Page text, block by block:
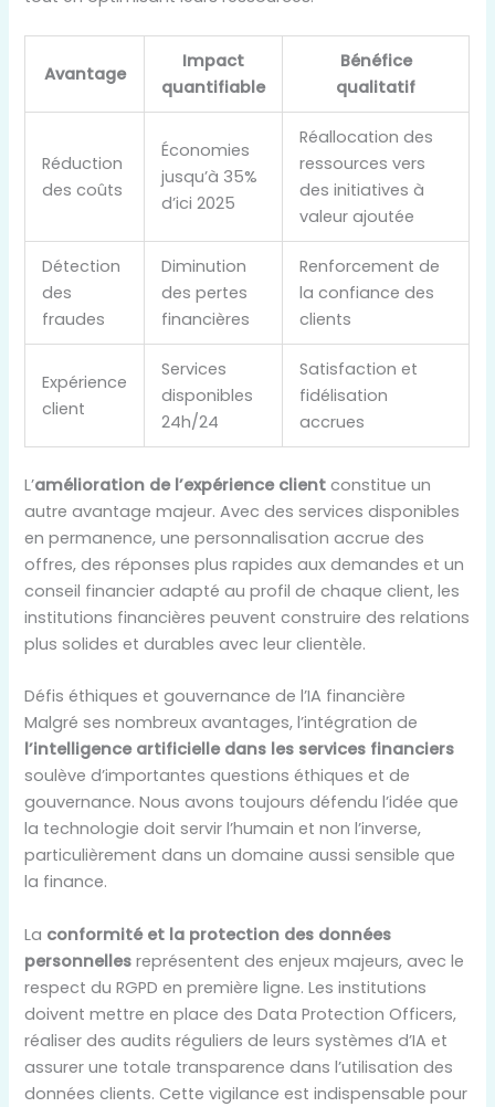
Avantage
Impact
quantifiable
Bénéfice
qualitatif
Réduction
des coûts
Économies
jusqu’à 35%
d’ici 2025
Réallocation des
ressources vers
des initiatives à
valeur ajoutée
Détection
des
fraudes
Diminution
des pertes
financières
Renforcement de
la confiance des
clients
Expérience
client
Services
disponibles
24h/24
Satisfaction et
fidélisation
accrues
L’amélioration de l’expérience client constitue un
autre avantage majeur. Avec des services disponibles
en permanence, une personnalisation accrue des
offres, des réponses plus rapides aux demandes et un
conseil financier adapté au profil de chaque client, les
institutions financières peuvent construire des relations
plus solides et durables avec leur clientèle.
Défis éthiques et gouvernance de l’IA financière
Malgré ses nombreux avantages, l’intégration de
l’intelligence artificielle dans les services financiers
soulève d’importantes questions éthiques et de
gouvernance. Nous avons toujours défendu l’idée que
la technologie doit servir l’humain et non l’inverse,
particulièrement dans un domaine aussi sensible que
la finance.
La conformité et la protection des données
personnelles représentent des enjeux majeurs, avec le
respect du RGPD en première ligne. Les institutions
doivent mettre en place des Data Protection Officers,
réaliser des audits réguliers de leurs systèmes d’IA et
assurer une totale transparence dans l’utilisation des
données clients. Cette vigilance est indispensable pour